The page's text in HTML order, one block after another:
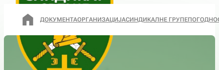
ДОКУМЕНТАОРГАНИЗАЦИЈАСИНДИКАЛНЕ ГРУПЕ